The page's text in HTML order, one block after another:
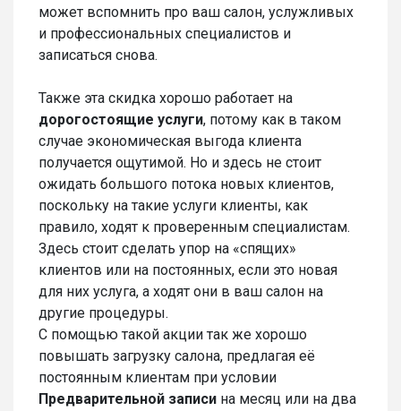
может вспомнить про ваш салон, услужливых
и профессиональных специалистов и
записаться снова.
Также эта скидка хорошо работает на
дорогостоящие услуги, потому как в таком
случае экономическая выгода клиента
получается ощутимой. Но и здесь не стоит
ожидать большого потока новых клиентов,
поскольку на такие услуги клиенты, как
правило, ходят к проверенным специалистам.
Здесь стоит сделать упор на «спящих»
клиентов или на постоянных, если это новая
для них услуга, а ходят они в ваш салон на
другие процедуры.
С помощью такой акции так же хорошо
повышать загрузку салона, предлагая её
постоянным клиентам при условии
Предварительной записи на месяц или на два